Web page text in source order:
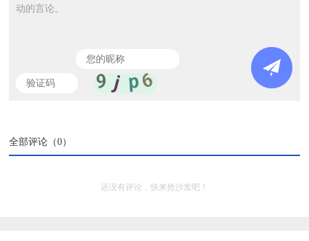
动的言论。
全部评论（0）
还没有评论，快来抢沙发吧！